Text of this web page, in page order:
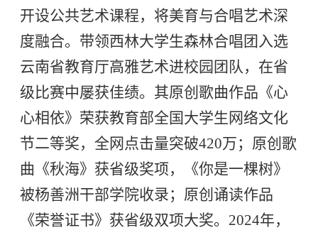
开设公共艺术课程，将美育与合唱艺术深
度融合。带领西林大学生森林合唱团入选
云南省教育厅高雅艺术进校园团队，在省
级比赛中屡获佳绩。其原创歌曲作品《心
心相依》荣获教育部全国大学生网络文化
节二等奖，全网点击量突破420万；原创歌
曲《秋海》获省级奖项，《你是一棵树》
被杨善洲干部学院收录；原创诵读作品
《荣誉证书》获省级双项大奖。2024年，